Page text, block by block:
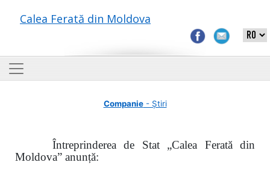
Calea Ferată din Moldova
Companie- Știri
Întreprinderea de Stat „Calea Ferată din
Moldova” anunță: